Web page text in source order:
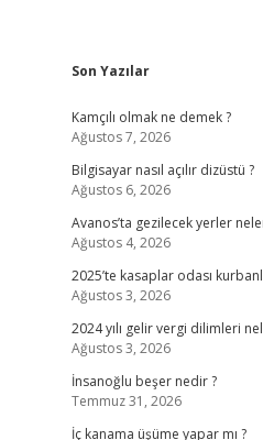
Sidebar
Son Yazılar
Kamçılı olmak ne demek ?
Ağustos 7, 2026
Bilgisayar nasıl açılır dizüstü ?
Ağustos 6, 2026
Avanos’ta gezilecek yerler
Ağustos 4, 2026
2025’te kasaplar odası
Ağustos 3, 2026
2024 yılı gelir vergi dilimleri
Ağustos 3, 2026
İnsanoğlu beşer nedir ?
Temmuz 31, 2026
İç kanama üşüme yapar mı ?